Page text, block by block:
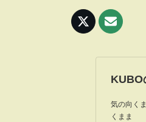
KUBO
気の向く
くまま